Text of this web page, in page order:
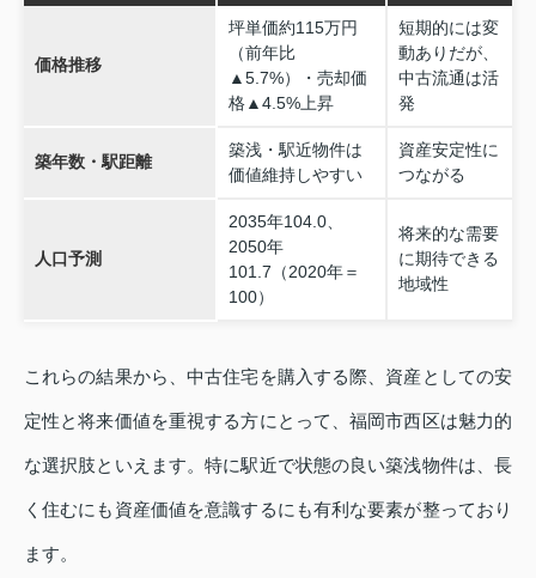
価格推移
坪単価約115万円
（前年比
▲5.7%）・売却価
格▲4.5%上昇
短期的には変
動ありだが、
中古流通は活
発
築年数・駅距離
築浅・駅近物件は
価値維持しやすい
資産安定性に
つながる
人口予測
2035年104.0、
2050年
101.7（2020年＝
100）
将来的な需要
に期待できる
地域性
これらの結果から、中古住宅を購入する際、資産としての安
定性と将来価値を重視する方にとって、福岡市西区は魅力的
な選択肢といえます。特に駅近で状態の良い築浅物件は、長
く住むにも資産価値を意識するにも有利な要素が整っており
ます。